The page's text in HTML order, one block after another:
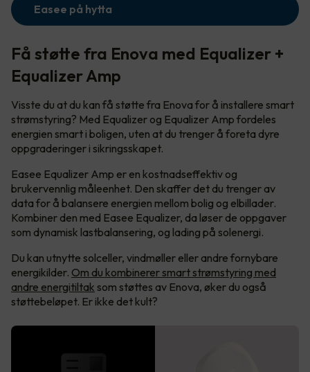
Easee på hytta
Få støtte fra Enova med Equalizer +
Equalizer Amp
Visste du at du kan få støtte fra Enova for å installere smart
strømstyring? Med Equalizer og Equalizer Amp fordeles
energien smart i boligen, uten at du trenger å foreta dyre
oppgraderinger i sikringsskapet.
Easee Equalizer Amp er en kostnadseffektiv og
brukervennlig måleenhet. Den skaffer det du trenger av
data for å balansere energien mellom bolig og elbillader.
Kombiner den med Easee Equalizer, da løser de oppgaver
som dynamisk lastbalansering, og lading på solenergi.
Du kan utnytte solceller, vindmøller eller andre fornybare
energikilder. Om du kombinerer smart strømstyring med
andre energitiltak som støttes av Enova, øker du også
støttebeløpet. Er ikke det kult?